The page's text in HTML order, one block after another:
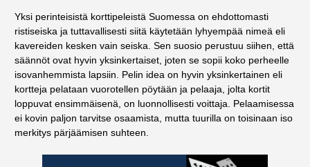
Yksi perinteisistä korttipeleistä Suomessa on ehdottomasti
ristiseiska ja tuttavallisesti siitä käytetään lyhyempää nimeä eli
kavereiden kesken vain seiska. Sen suosio perustuu siihen, että
säännöt ovat hyvin yksinkertaiset, joten se sopii koko perheelle
isovanhemmista lapsiin. Pelin idea on hyvin yksinkertainen eli
kortteja pelataan vuorotellen pöytään ja pelaaja, jolta kortit
loppuvat ensimmäisenä, on luonnollisesti voittaja. Pelaamisessa
ei kovin paljon tarvitse osaamista, mutta tuurilla on toisinaan iso
merkitys pärjäämisen suhteen.